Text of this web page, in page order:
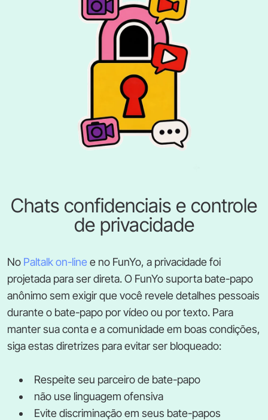
Chats confidenciais e controle
de privacidade
No Paltalk on-line e no FunYo, a privacidade foi
projetada para ser direta. O FunYo suporta bate-papo
anônimo sem exigir que você revele detalhes pessoais
durante o bate-papo por vídeo ou por texto. Para
manter sua conta e a comunidade em boas condições,
siga estas diretrizes para evitar ser bloqueado:
Respeite seu parceiro de bate-papo
não use linguagem ofensiva
Evite discriminação em seus bate-papos